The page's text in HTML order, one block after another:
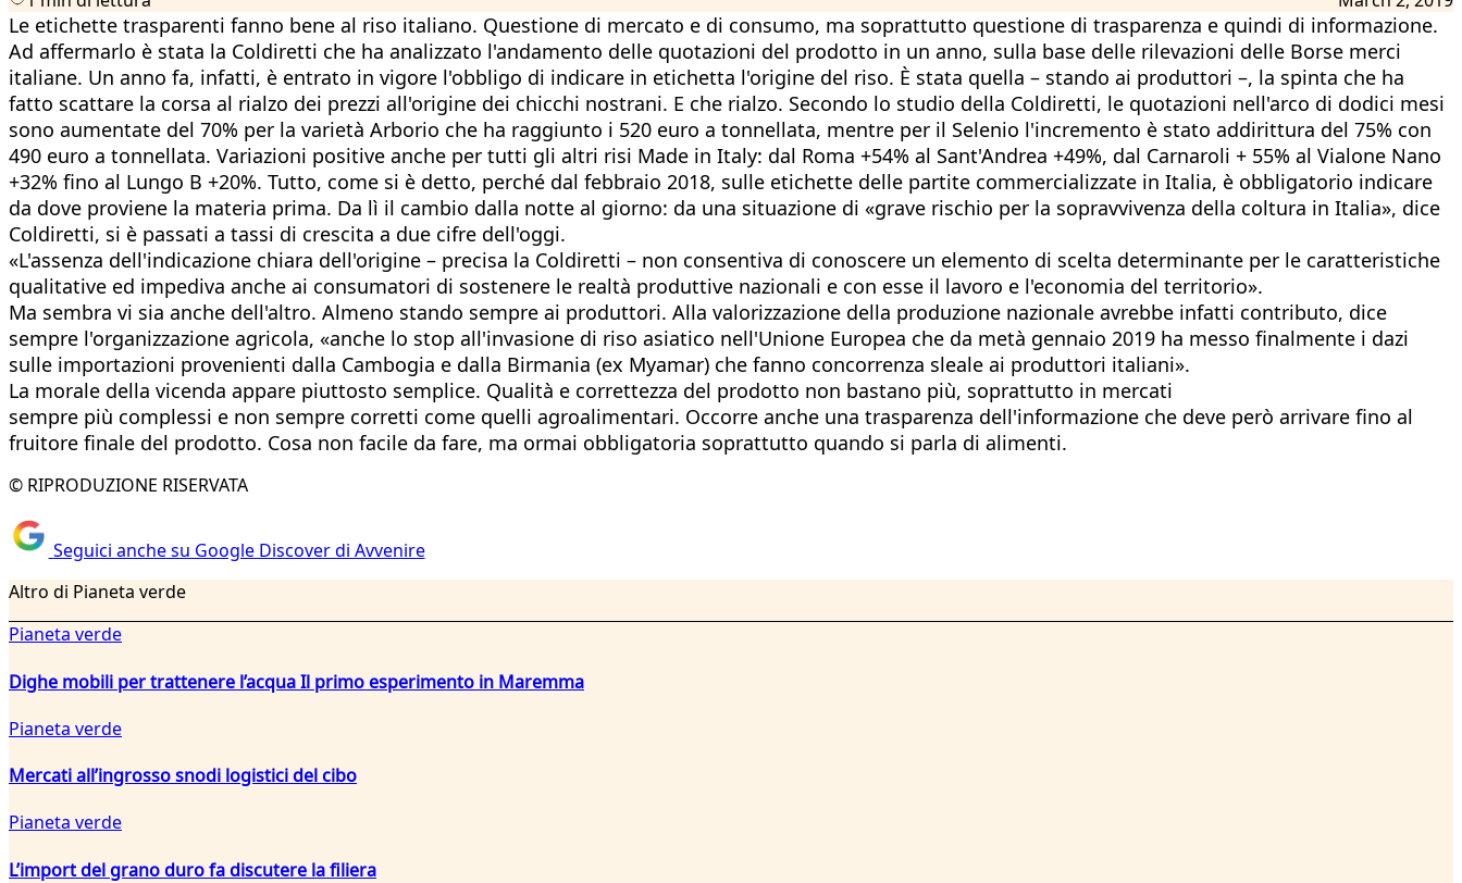
Le etichette trasparenti fanno bene al riso italiano. Questione di mercato e di consumo, ma soprattutto questione di trasparenza e quindi di informazione.
Ad affermarlo è stata la Coldiretti che ha analizzato l'andamento delle quotazioni del prodotto in un anno, sulla base delle rilevazioni delle Borse merci
italiane. Un anno fa, infatti, è entrato in vigore l'obbligo di indicare in etichetta l'origine del riso. È stata quella – stando ai produttori –, la spinta che ha
fatto scattare la corsa al rialzo dei prezzi all'origine dei chicchi nostrani. E che rialzo. Secondo lo studio della Coldiretti, le quotazioni nell'arco di dodici mesi
sono aumentate del 70% per la varietà Arborio che ha raggiunto i 520 euro a tonnellata, mentre per il Selenio l'incremento è stato addirittura del 75% con
490 euro a tonnellata. Variazioni positive anche per tutti gli altri risi Made in Italy: dal Roma +54% al Sant'Andrea +49%, dal Carnaroli + 55% al Vialone Nano
+32% fino al Lungo B +20%. Tutto, come si è detto, perché dal febbraio 2018, sulle etichette delle partite commercializzate in Italia, è obbligatorio indicare
da dove proviene la materia prima. Da lì il cambio dalla notte al giorno: da una situazione di «grave rischio per la sopravvivenza della coltura in Italia», dice
Coldiretti, si è passati a tassi di crescita a due cifre dell'oggi.
«L'assenza dell'indicazione chiara dell'origine – precisa la Coldiretti – non consentiva di conoscere un elemento di scelta determinante per le caratteristiche
qualitative ed impediva anche ai consumatori di sostenere le realtà produttive nazionali e con esse il lavoro e l'economia del territorio».
Ma sembra vi sia anche dell'altro. Almeno stando sempre ai produttori. Alla valorizzazione della produzione nazionale avrebbe infatti contributo, dice
sempre l'organizzazione agricola, «anche lo stop all'invasione di riso asiatico nell'Unione Europea che da metà gennaio 2019 ha messo finalmente i dazi
sulle importazioni provenienti dalla Cambogia e dalla Birmania (ex Myamar) che fanno concorrenza sleale ai produttori italiani».
La morale della vicenda appare piuttosto semplice. Qualità e correttezza del prodotto non bastano più, soprattutto in mercati
sempre più complessi e non sempre corretti come quelli agroalimentari. Occorre anche una trasparenza dell'informazione che deve però arrivare fino al
fruitore finale del prodotto. Cosa non facile da fare, ma ormai obbligatoria soprattutto quando si parla di alimenti.
© RIPRODUZIONE RISERVATA
Seguici anche su Google Discover di Avvenire
Altro di Pianeta verde
Pianeta verde
Dighe mobili per trattenere l’acqua Il primo esperimento in Maremma
Pianeta verde
Mercati all’ingrosso snodi logistici del cibo
Pianeta verde
L’import del grano duro fa discutere la filiera